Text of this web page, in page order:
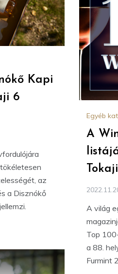
Egyéb
A
A világ
Top
a 88.
Furmint
Kapi
6
az
a Disznókő